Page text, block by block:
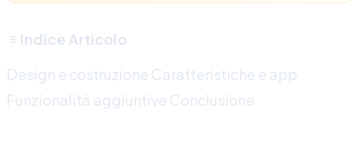
Indice Articolo
Design e costruzione Caratteristiche e app
Funzionalità aggiuntive Conclusione